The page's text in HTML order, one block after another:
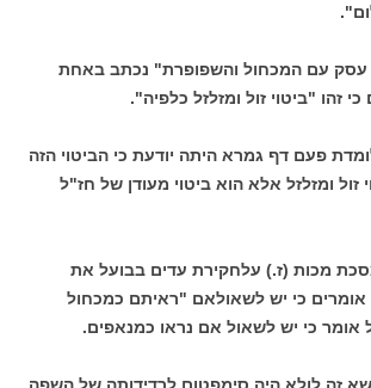
עסק עם המכחול והשפופרת" נכתב באחת
זהו "ביטוי זול ומזלזל כלפיה".
פעם דף גמרא היתה יודעת כי הביטוי הזה
זול ומזלזל אלא הוא ביטוי מעודן של חז"ל
מכות (ז.) עלחקירת עדים בבועל את
אומרים כי יש לשאולאם "ראיתם כמכחול
כי יש לשאול אם נראו כמנאפים.